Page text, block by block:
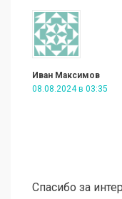
Иван Максимов
08.08.2024 в 03:35
Спасибо за